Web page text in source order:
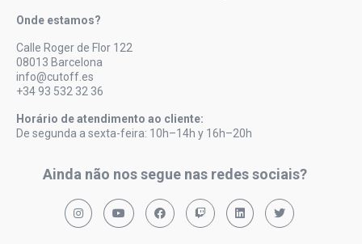
Onde estamos?
Calle Roger de Flor 122
08013 Barcelona
info@cutoff.es
+34 93 532 32 36
Horário de atendimento ao cliente:
De segunda a sexta-feira: 10h–14h y 16h–20h
Ainda não nos segue nas redes sociais?